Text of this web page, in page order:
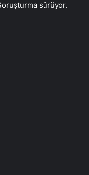
sürüyor.